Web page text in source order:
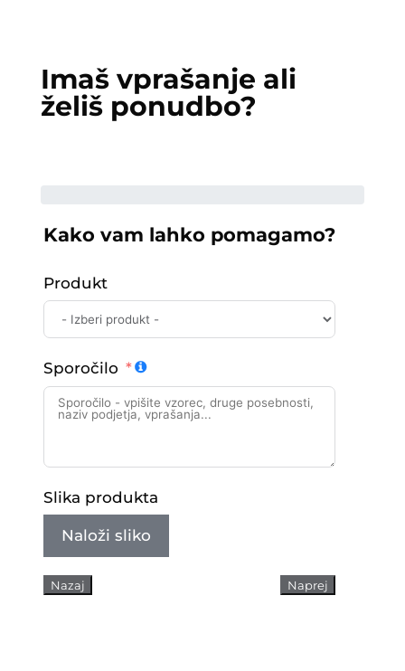
Imaš vprašanje ali
želiš ponudbo?
Kako vam lahko pomagamo?
Produkt
Sporočilo
Slika produkta
Naloži sliko
Nazaj Naprej